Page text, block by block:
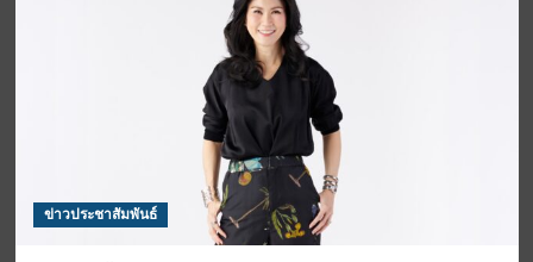
ข่าวประชาสัมพันธ์